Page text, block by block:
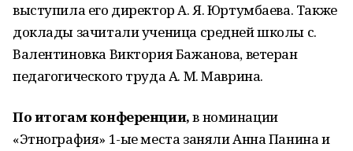
выступила его директор А. Я. Юртумбаева. Также
доклады зачитали ученица средней школы с.
Валентиновка Виктория Бажанова, ветеран
педагогического труда А. М. Маврина.
По итогам конференции,в номинации
«Этнография» 1-ые места заняли Анна Панина и